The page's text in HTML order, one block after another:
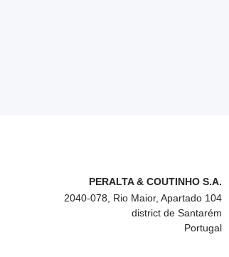
PERALTA & COUTINHO S.A.
2040-078, Rio Maior, Apartado 104
district de Santarém
Portugal